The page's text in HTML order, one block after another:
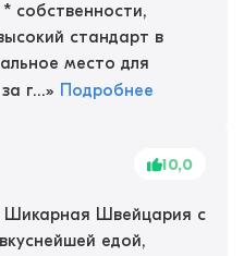
собственности,
стандарт в
место для
г...» Подробнее
10,0
Шикарная Швейцария с
едой,